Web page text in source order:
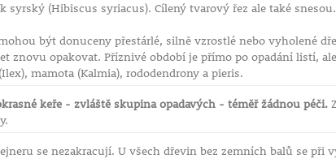
syrský (Hibiscus syriacus). Cílený tvarový řez ale také snesou.
být donuceny přestárlé, silně vzrostlé nebo vyholené
znovu opakovat. Příznivé období je přímo po opadání listí,
mamota (Kalmia), rododendrony a pieris.
keře - zvláště skupina opadavých - téměř žádnou péči.
se nezakracují. U všech dřevin bez zemních balů se při